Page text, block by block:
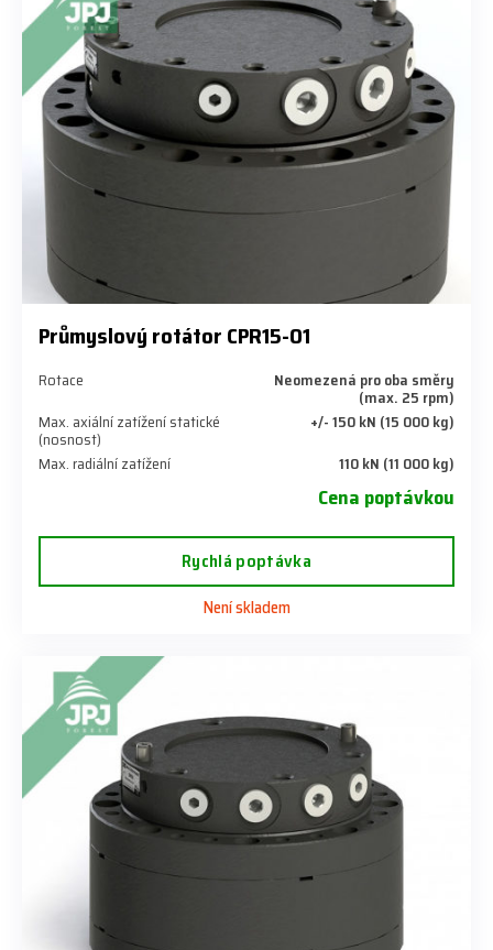
Průmyslový rotátor CPR15-01
Rotace Neomezená pro oba směry
(max. 25 rpm)
Max. axiální zatížení statické
(nosnost)
+/- 150 kN (15 000 kg)
Max. radiální zatížení
110 kN (11 000 kg)
Cena poptávkou
Rychlá poptávka
Není skladem